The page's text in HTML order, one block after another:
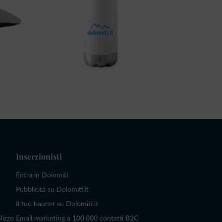
Inserzionisti
Entra in Dolomiti
Pubblicità su Dolomiti.it
Il tuo banner su Dolomiti.it
Email marketing a 100.000 contatti B2C